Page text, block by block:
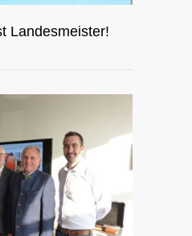
Landesmeister!